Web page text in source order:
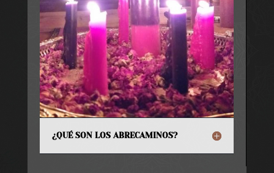
¿QUÉ SON LOS ABRECAMINOS?